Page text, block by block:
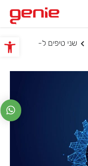
פתח
שני טיפים ל-